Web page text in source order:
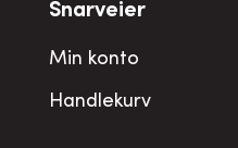
Snarveier
Min konto
Handlekurv